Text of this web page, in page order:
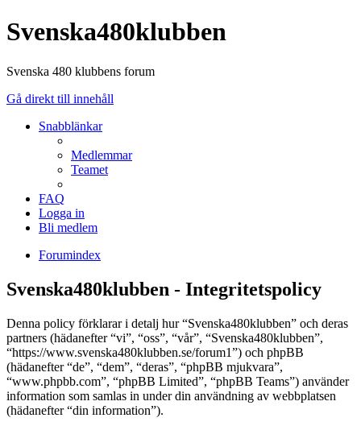
Svenska480klubben
Svenska 480 klubbens forum
Gå direkt till innehåll
Snabblänkar
Medlemmar
Teamet
FAQ
Logga in
Bli medlem
Forumindex
Svenska480klubben - Integritetspolicy
Denna policy förklarar i detalj hur “Svenska480klubben” och deras
partners (hädanefter “vi”, “oss”, “vår”, “Svenska480klubben”,
“https://www.svenska480klubben.se/forum1”) och phpBB
(hädanefter “de”, “dem”, “deras”, “phpBB mjukvara”,
“www.phpbb.com”, “phpBB Limited”, “phpBB Teams”) använder
information som samlas in under din användning av webbplatsen
(hädanefter “din information”).